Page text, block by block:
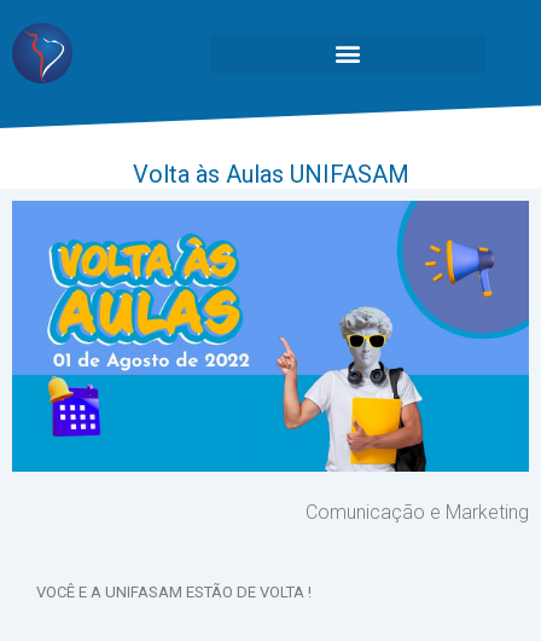
Volta às Aulas UNIFASAM
Comunicação e Marketing
VOCÊ E A UNIFASAM ESTÃO DE VOLTA !